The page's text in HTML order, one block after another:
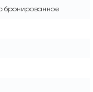
бронированное